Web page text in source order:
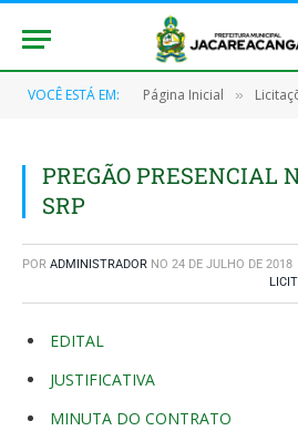
VOCÊ ESTÁ EM: Página Inicial »
PREGÃO PRESENCIAL
SRP
POR ADMINISTRADOR NO 24 DE JULHO DE 2018
EDITAL
JUSTIFICATIVA
MINUTA DO CONTRATO